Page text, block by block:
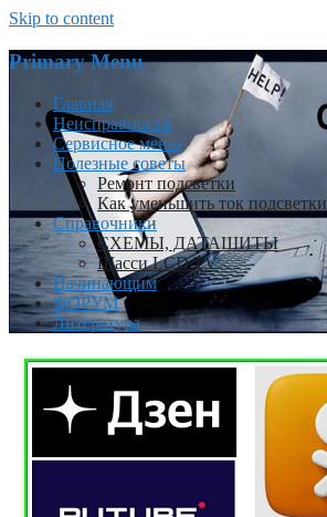
Skip to content
Primary Menu
Главная
Неисправности
Сервисное меню
Полезные советы
Ремонт подсветки
Как уменьшить ток подсветки
Справочники
СХЕМЫ, ДАТАШИТЫ
Шасси LCD TV
Начинающим
ФОРУМ
Литература